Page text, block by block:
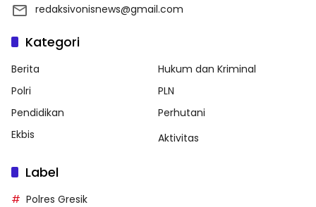
redaksivonisnews@gmail.com
Kategori
Berita
Hukum dan Kriminal
Polri
PLN
Pendidikan
Perhutani
Ekbis
Aktivitas
Label
Polres Gresik